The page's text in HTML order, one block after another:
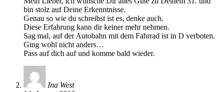
bin stolz auf Deine Erkenntnisse.
Genau so wie du schreibst ist es, denke auch.
Diese Erfahrung kann dir keiner mehr nehmen.
Sag mal, auf der Autobahn mit dem Fahrrad ist in D verboten.
Ging wohl nicht anders…
Pass auf dich auf und komme bald wieder.
Ina West